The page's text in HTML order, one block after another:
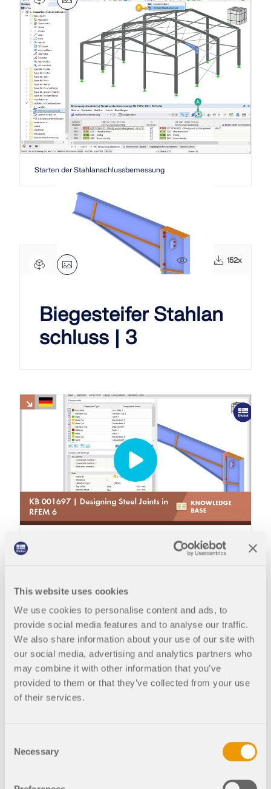
This website uses cookies
We use cookies to personalise content and ads, to
provide social media features and to analyse our traffic.
We also share information about your use of our site with
our social media, advertising and analytics partners who
may combine it with other information that you’ve
provided to them or that they’ve collected from your use
of their services.
Selection
Necessary
Starten der Stahlanschlussbemessung
152x
Biegesteifer Stahlan
schluss | 3
Autor
Irena Kirova, M.Sc.
Marketing & Customer Support
Frau Kirova ist bei Dlubal zuständig
KB 001719 | Neuartiger Ansatz zur Bemessung von
KB | Definition von Stahlanschlusskomponenten